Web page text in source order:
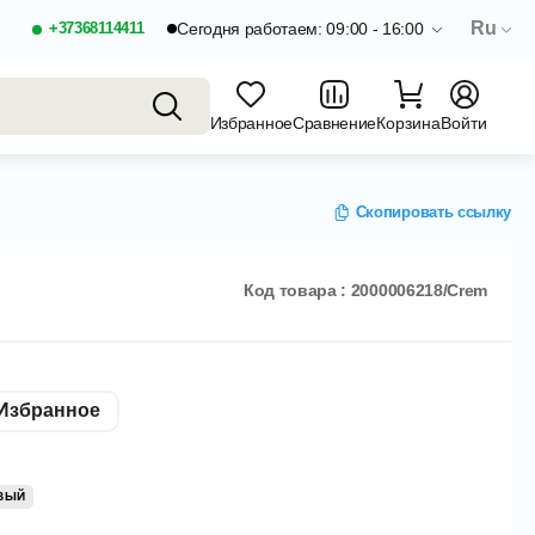
+37368114411 Сегодня работаем: 09:00 - 16:00 Ru
ИзбранноеСравнениеКорзинаВойти
Скопировать ссылку
Код товара : 2000006218/Crem